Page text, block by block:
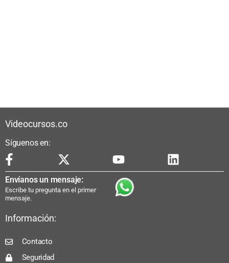
Videocursos.co
Síguenos en:
Envíanos un mensaje:
Escribe tu pregunta en el primer
mensaje.
Información:
Contacto
Seguridad